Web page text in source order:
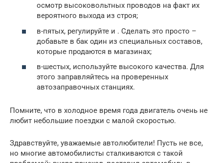
осмотр высоковольтных проводов на факт их
вероятного выхода из строя;
в-пятых, регулируйте и . Сделать это просто –
добавьте в бак один из специальных составов,
которые продаются в магазинах;
в-шестых, используйте высокого качества. Для
этого заправляйтесь на проверенных
автозаправочных станциях.
Помните, что в холодное время года двигатель очень не
любит небольшие поездки с малой скоростью.
Здравствуйте, уважаемые автолюбители! Пусть не все,
но многие автомобилисты сталкиваются с такой